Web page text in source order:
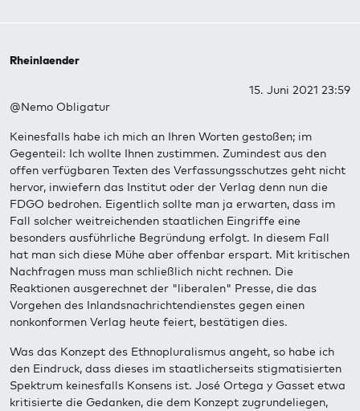
Rheinlaender
15. Juni 2021 23:59
@Nemo Obligatur
Keinesfalls habe ich mich an Ihren Worten gestoßen; im
Gegenteil: Ich wollte Ihnen zustimmen. Zumindest aus den
offen verfügbaren Texten des Verfassungsschutzes geht nicht
hervor, inwiefern das Institut oder der Verlag denn nun die
FDGO bedrohen. Eigentlich sollte man ja erwarten, dass im
Fall solcher weitreichenden staatlichen Eingriffe eine
besonders ausführliche Begründung erfolgt. In diesem Fall
hat man sich diese Mühe aber offenbar erspart. Mit kritischen
Nachfragen muss man schließlich nicht rechnen. Die
Reaktionen ausgerechnet der "liberalen" Presse, die das
Vorgehen des Inlandsnachrichtendienstes gegen einen
nonkonformen Verlag heute feiert, bestätigen dies.
Was das Konzept des Ethnopluralismus angeht, so habe ich
den Eindruck, dass dieses im staatlicherseits stigmatisierten
Spektrum keinesfalls Konsens ist. José Ortega y Gasset etwa
kritisierte die Gedanken, die dem Konzept zugrundeliegen,